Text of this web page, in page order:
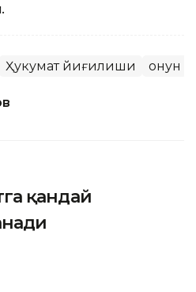
Ҳукумат йиғилиши Қонун
қандай